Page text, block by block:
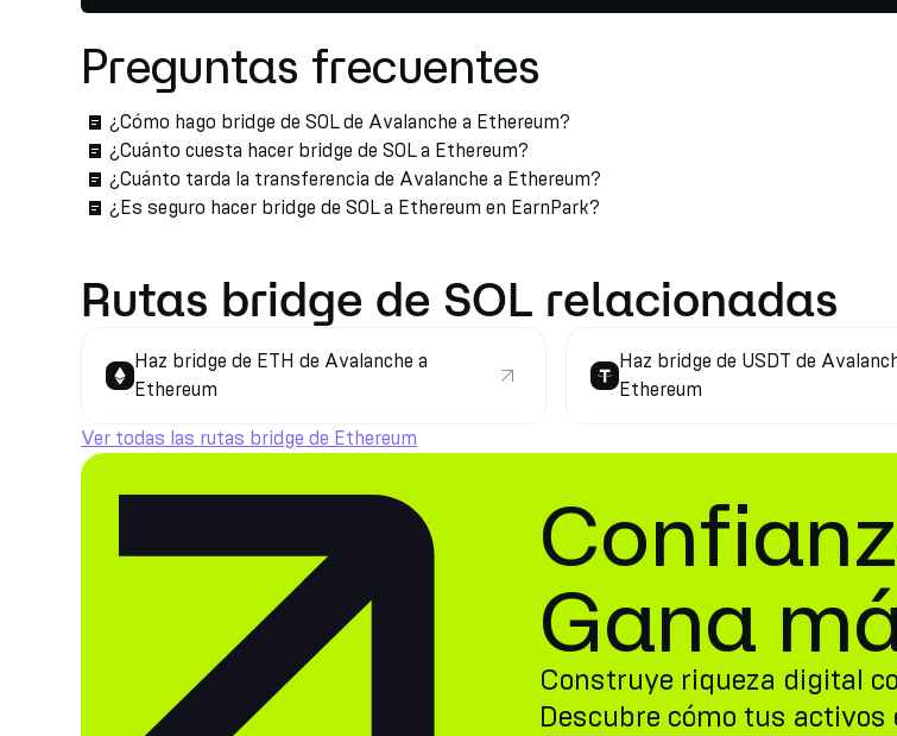
Preguntas frecuentes
¿Cómo hago bridge de SOL de Avalanche a Ethereum?
¿Cuánto cuesta hacer bridge de SOL a Ethereum?
¿Cuánto tarda la transferencia de Avalanche a Ethereum?
¿Es seguro hacer bridge de SOL a Ethereum en EarnPark?
Rutas bridge de SOL relacionadas
Haz bridge de ETH de Avalanche a
Ethereum
Haz bridge de USDT de
Ethereum
Ver todas las rutas bridge de Ethereum
Gana
Construye riqueza digital
Descubre cómo tus